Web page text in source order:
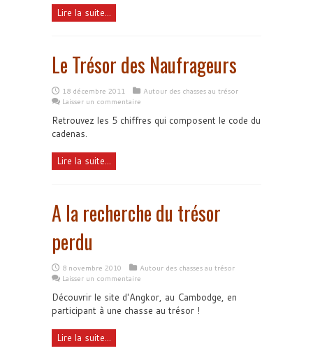
Lire la suite...
Le Trésor des Naufrageurs
18 décembre 2011
Autour des chasses au trésor
Laisser un commentaire
Retrouvez les 5 chiffres qui composent le code du
cadenas.
Lire la suite...
A la recherche du trésor
perdu
8 novembre 2010
Autour des chasses au trésor
Laisser un commentaire
Découvrir le site d'Angkor, au Cambodge, en
participant à une chasse au trésor !
Lire la suite...